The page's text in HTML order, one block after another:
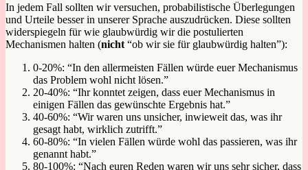
In jedem Fall sollten wir versuchen, probabilistische Überlegungen
und Urteile besser in unserer Sprache auszudrücken. Diese sollten
widerspiegeln für wie glaubwürdig wir die postulierten
Mechanismen halten (nicht “ob wir sie für glaubwürdig halten”):
0-20%: “In den allermeisten Fällen würde euer Mechanismus
das Problem wohl nicht lösen.”
20-40%: “Ihr konntet zeigen, dass euer Mechanismus in
einigen Fällen das gewünschte Ergebnis hat.”
40-60%: “Wir waren uns unsicher, inwieweit das, was ihr
gesagt habt, wirklich zutrifft.”
60-80%: “In vielen Fällen würde wohl das passieren, was ihr
genannt habt.”
80-100%: “Nach euren Reden waren wir uns sehr sicher, dass